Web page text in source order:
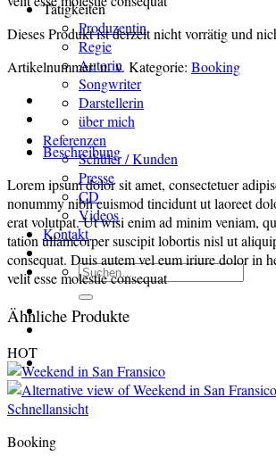
Tätigkeiten
Produzentin
Regie
Autorin
Songwriter
Darstellerin
über mich
Referenzen
Schüler / Kunden
Presse
CD
Videos
Kontakt
Suchen
nach:
Dieses Produkt ist derzeit nicht vorrätig und
Artikelnummer:n. v. Kategorie: Booking
Beschreibung
Lorem ipsum dolor sit amet, consectetuer
nonummy nibh euismod tincidunt ut laoreet
erat volutpat. Ut wisi enim ad minim veniam,
tation ullamcorper suscipit lobortis nisl ut
consequat. Duis autem vel eum iriure dolor in
velit esse molestie consequat
Ähnliche Produkte
HOT
Schnellansicht
Booking